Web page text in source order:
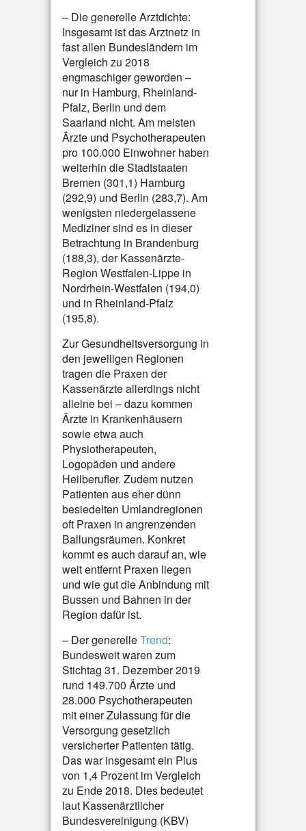
– Die generelle Arztdichte:
Insgesamt ist das Arztnetz in
fast allen Bundesländern im
Vergleich zu 2018
engmaschiger geworden –
nur in Hamburg, Rheinland-
Pfalz, Berlin und dem
Saarland nicht. Am meisten
Ärzte und Psychotherapeuten
pro 100.000 Einwohner haben
weiterhin die Stadtstaaten
Bremen (301,1) Hamburg
(292,9) und Berlin (283,7). Am
wenigsten niedergelassene
Mediziner sind es in dieser
Betrachtung in Brandenburg
(188,3), der Kassenärzte-
Region Westfalen-Lippe in
Nordrhein-Westfalen (194,0)
und in Rheinland-Pfalz
(195,8).
Zur Gesundheitsversorgung in
den jeweiligen Regionen
tragen die Praxen der
Kassenärzte allerdings nicht
alleine bei – dazu kommen
Ärzte in Krankenhäusern
sowie etwa auch
Physiotherapeuten,
Logopäden und andere
Heilberufler. Zudem nutzen
Patienten aus eher dünn
besiedelten Umlandregionen
oft Praxen in angrenzenden
Ballungsräumen. Konkret
kommt es auch darauf an, wie
weit entfernt Praxen liegen
und wie gut die Anbindung mit
Bussen und Bahnen in der
Region dafür ist.
– Der generelleTrend:
Bundesweit waren zum
Stichtag 31. Dezember 2019
rund 149.700 Ärzte und
28.000 Psychotherapeuten
mit einer Zulassung für die
Versorgung gesetzlich
versicherter Patienten tätig.
Das war insgesamt ein Plus
von 1,4 Prozent im Vergleich
zu Ende 2018. Dies bedeutet
laut Kassenärztlicher
Bundesvereinigung (KBV)